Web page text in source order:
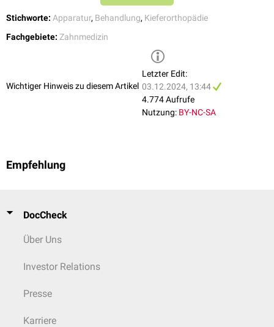
Stichworte: Apparatur, Behandlung, Kieferorthopädie
Fachgebiete: Zahnmedizin
Wichtiger Hinweis zu diesem Artikel
Letzter Edit:
03.12.2024, 13:44
4.774 Aufrufe
Nutzung: BY-NC-SA
Empfehlung
DocCheck
Über Uns
Investor Relations
Presse
Karriere